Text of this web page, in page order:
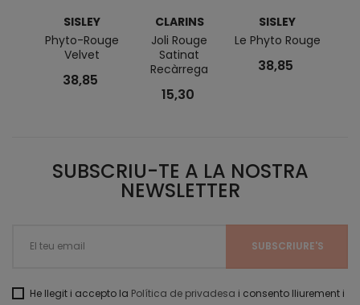
SISLEY
Phyto-Rouge
Velvet
38,85
CLARINS
Joli Rouge
Satinat
Recàrrega
15,30
SISLEY
Le Phyto Rouge
38,85
SUBSCRIU-TE A LA NOSTRA
NEWSLETTER
He llegit i accepto la Política de privadesa i consento lliurement i